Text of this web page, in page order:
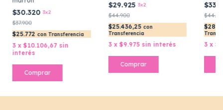
$30.320 3x2
$37.900
$25.772 con Transferencia
3 x$10.106,67 sin
interés
Comprar
$29.925 3x2
$44.900
$25.436,25 con
Transferencia
3 x$9.975 sin interés
Comprar
3 x